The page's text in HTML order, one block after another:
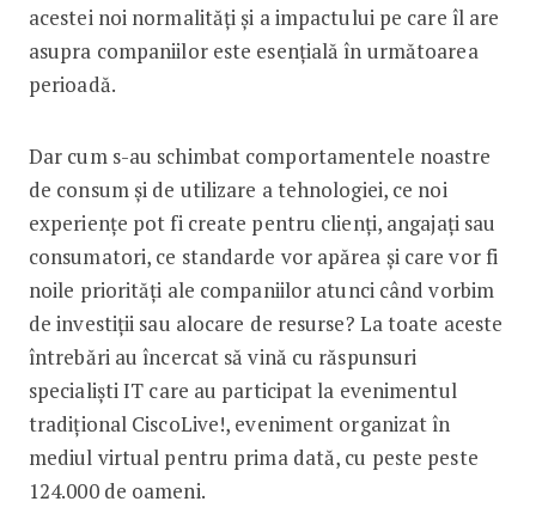
acestei noi normalități și a impactului pe care îl are
asupra companiilor este esențială în următoarea
perioadă.
Dar cum s-au schimbat comportamentele noastre
de consum și de utilizare a tehnologiei, ce noi
experiențe pot fi create pentru clienți, angajați sau
consumatori, ce standarde vor apărea și care vor fi
noile priorități ale companiilor atunci când vorbim
de investiții sau alocare de resurse? La toate aceste
întrebări au încercat să vină cu răspunsuri
specialiști IT care au participat la evenimentul
tradițional CiscoLive!, eveniment organizat în
mediul virtual pentru prima dată, cu peste peste
124.000 de oameni.